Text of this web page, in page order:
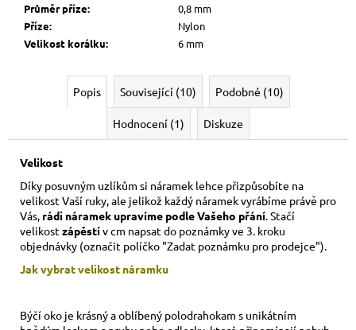
Průměr příze:
0,8 mm
Příze:
Nylon
Velikost korálku: 6 mm
Popis Související (10) Podobné (10)
Hodnocení (1) Diskuze
Velikost
Díky posuvným uzlíkům si náramek lehce přizpůsobíte na
velikost Vaší ruky, ale jelikož každý náramek vyrábíme právě pro
Vás, rádi náramek upravíme podle Vašeho přání . Stačí
velikostzápěstív cm napsat do poznámky ve 3. kroku
objednávky (označit políčko "Zadat poznámku pro prodejce").
Jak vybrat velikost náramku
Býčí oko je krásný a oblíbený polodrahokam s unikátním